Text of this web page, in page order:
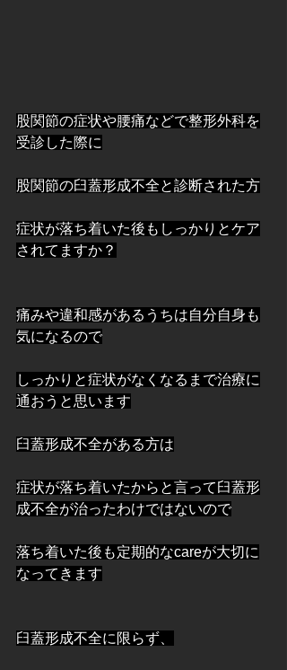
股関節の症状や腰痛などで整形外科を
受診した際に
股関節の臼蓋形成不全と診断された方
症状が落ち着いた後もしっかりとケア
されてますか？
痛みや違和感があるうちは自分自身も
気になるので
しっかりと症状がなくなるまで治療に
通おうと思います
臼蓋形成不全がある方は
症状が落ち着いたからと言って臼蓋形
成不全が治ったわけではないので
落ち着いた後も定期的なcareが大切に
なってきます
臼蓋形成不全に限らず、